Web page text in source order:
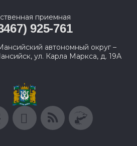
приемная
925-761
автономный округ –
ул. Карла Маркса, д. 19А